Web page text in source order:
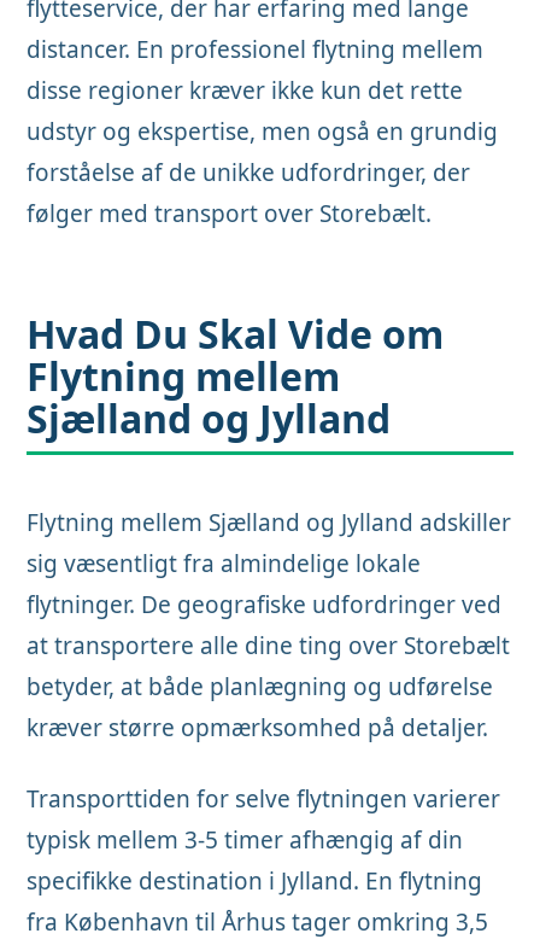
flytteservice, der har erfaring med lange
distancer. En professionel flytning mellem
disse regioner kræver ikke kun det rette
udstyr og ekspertise, men også en grundig
forståelse af de unikke udfordringer, der
følger med transport over Storebælt.
Hvad Du Skal Vide om
Flytning mellem
Sjælland og Jylland
Flytning mellem Sjælland og Jylland adskiller
sig væsentligt fra almindelige lokale
flytninger. De geografiske udfordringer ved
at transportere alle dine ting over Storebælt
betyder, at både planlægning og udførelse
kræver større opmærksomhed på detaljer.
Transporttiden for selve flytningen varierer
typisk mellem 3-5 timer afhængig af din
specifikke destination i Jylland. En flytning
fra København til Århus tager omkring 3,5